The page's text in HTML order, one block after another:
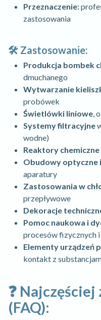
Przeznaczenie:
zastosowania
🛠️ Zastosowanie:
Produkcja bombek
dmuchanego
Wytwarzanie
probówek
Świetlówki liniowe,
Systemy filtracyjne
wodne)
Reaktory
Obudowy optyczne
aparatury
Zastosowania w
przepływowe
Dekoracje
Pomoc naukowa i
procesów fizycznych
Elementy urządzeń
kontakt z
❓
(FAQ):